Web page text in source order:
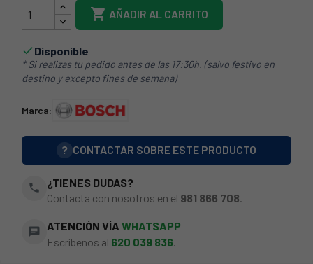
 AÑADIR AL CARRITO
Disponible
* Si realizas tu pedido antes de las 17:30h. (salvo festivo en
destino y excepto fines de semana)
Marca:
? CONTACTAR SOBRE ESTE PRODUCTO
phone
¿TIENES DUDAS?
Contacta con nosotros en el 981 866 708.
chat ATENCIÓN VÍA WHATSAPP
Escríbenos al 620 039 836